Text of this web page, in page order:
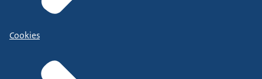
Cookies